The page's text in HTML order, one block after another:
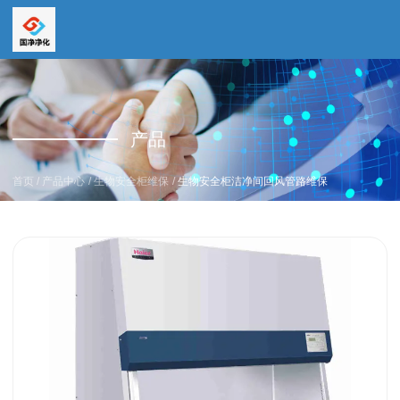
全国服务热线
19157616862
全国服务热线
15669159195产品
首页 / 产品中心 /生物安全柜维保 /生物安全柜洁净间回风管路维保